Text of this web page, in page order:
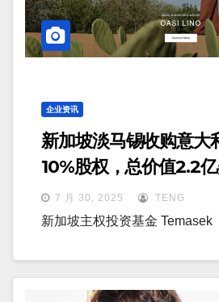
企业资讯
新加坡淡马锡收购意大
10%股权，总价值2.2
7 月 30, 2025 TENG
新加坡主权投资基金